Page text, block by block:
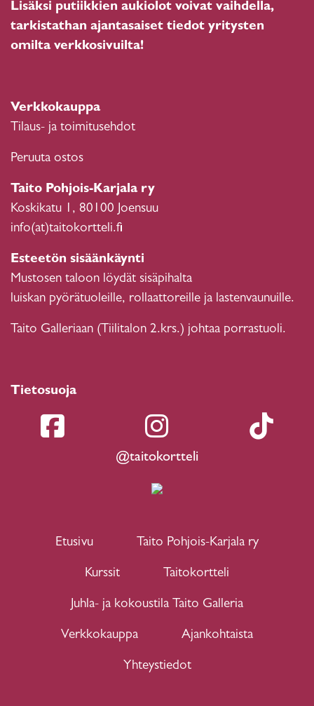
Lisäksi putiikkien aukiolot voivat vaihdella,
tarkistathan ajantasaiset tiedot yritysten
omilta verkkosivuilta!
Verkkokauppa
Tilaus- ja toimitusehdot
Peruuta ostos
Taito Pohjois-Karjala ry
Koskikatu 1, 80100 Joensuu
info(at)taitokortteli.fi
Esteetön sisäänkäynti
Mustosen taloon löydät sisäpihalta
luiskan pyörätuoleille, rollaattoreille ja lastenvaunuille.
Taito Galleriaan (Tiilitalon 2.krs.) johtaa porrastuoli.
Tietosuoja
@taitokortteli
Etusivu Taito Pohjois-Karjala ry
Kurssit Taitokortteli
Juhla- ja kokoustila Taito Galleria
Verkkokauppa Ajankohtaista
Yhteystiedot